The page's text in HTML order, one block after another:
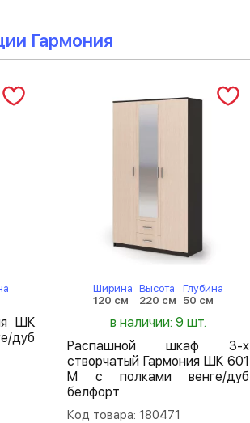
Гармония
ШК
дуб
Ширина
120 см
Высота
220 см
Глубина
50 см
в наличии: 9 шт.
Распашной шкаф 3-х
створчатый Гармония ШК 601
М с полками венге/дуб
белфорт
Код товара: 180471